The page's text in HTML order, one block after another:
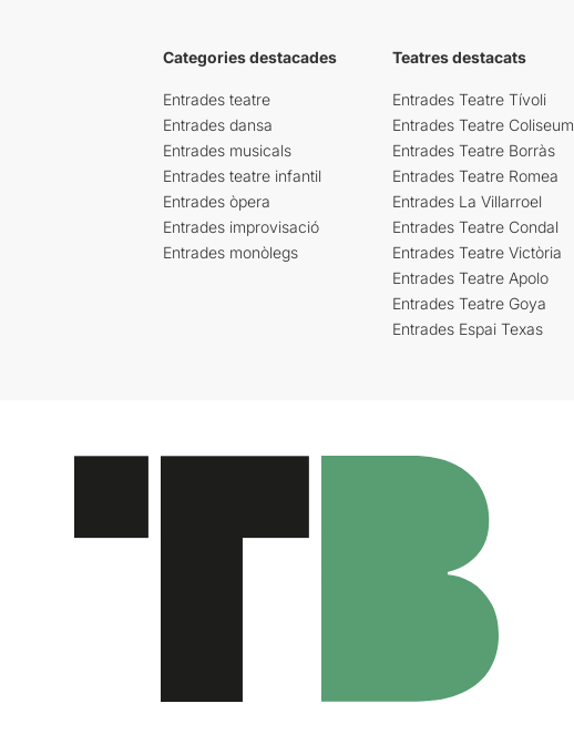
Categories destacades
Entrades teatre
Entrades dansa
Entrades musicals
Entrades teatre infantil
Entrades òpera
Entrades improvisació
Entrades monòlegs
Teatres destacats
Entrades Teatre Tívoli
Entrades Teatre Coliseum
Entrades Teatre Borràs
Entrades Teatre Romea
Entrades La Villarroel
Entrades Teatre Condal
Entrades Teatre Victòria
Entrades Teatre Apolo
Entrades Teatre Goya
Entrades Espai Texas